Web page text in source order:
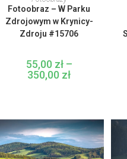
ma
wiele
wariantów.
Opcje
można
stronie
produktu
Fotoobraz – W Parku
Zdrojowym w Krynicy-
Zdroju #15706
55,00 zł –
350,00 złZakres